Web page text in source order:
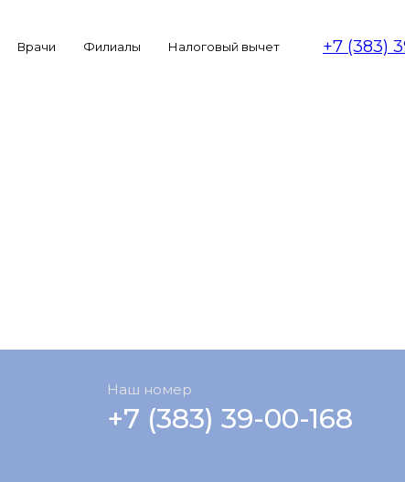
Врачи Филиалы Налоговый вычет +7 (383)
+7 (383) 39-00-168
Наш номер